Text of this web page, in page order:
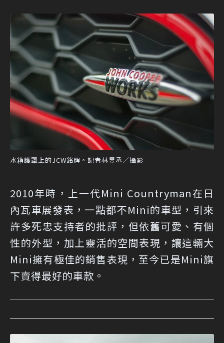
水箱護罩上的JCW銘牌。記者林昱丞／攝影
2010年時，上一代Mini Countryman在日
內瓦車展發表，一點都不Mini的車型，引來
許多死忠支持者的批評，但依舊可愛、有個
性的外型，加上靈活的空間表現，讓這輛大
Mini擁有極佳的銷售表現，至今已是Mini旗
下賣得最好的車款。